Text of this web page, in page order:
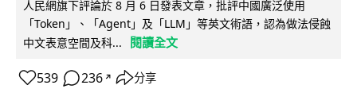
人民網旗下評論於 8 月 6 日發表文章，批評中國廣泛使用
「Token」、「Agent」及「LLM」等英文術語，認為做法侵蝕
中文表意空間及科...
閱讀全文
539 236 ↗ 分享